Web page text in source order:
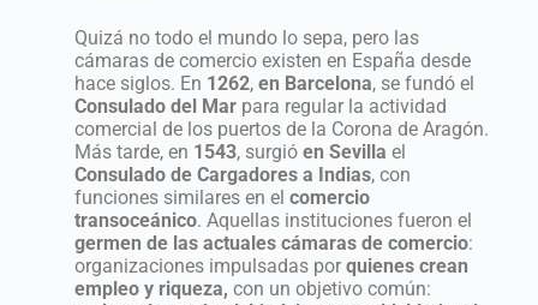
Quizá no todo el mundo lo sepa, pero las
cámaras de comercio existen en España desde
hace siglos. En 1262, en Barcelona, se fundó el
Consulado del Marpara regular la actividad
comercial de los puertos de la Corona de Aragón.
Más tarde, en 1543, surgió en Sevilla el
Consulado de Cargadores a Indias, con
funciones similares en el comercio
transoceánico. Aquellas instituciones fueron el
germen de las actuales cámaras de comercio:
organizaciones impulsadas por quienes crean
empleo y riqueza, con un objetivo común: